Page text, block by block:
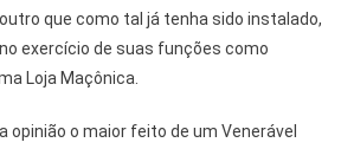
que como tal já tenha sido instalado,
exercício de suas funções como
Loja Maçônica.
opinião o maior feito de um Venerável